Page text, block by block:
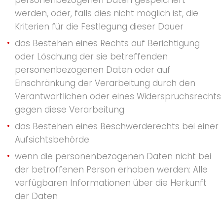
werden, oder, falls dies nicht möglich ist, die
Kriterien für die Festlegung dieser Dauer
das Bestehen eines Rechts auf Berichtigung
oder Löschung der sie betreffenden
personenbezogenen Daten oder auf
Einschränkung der Verarbeitung durch den
Verantwortlichen oder eines Widerspruchsrechts
gegen diese Verarbeitung
das Bestehen eines Beschwerderechts bei einer
Aufsichtsbehörde
wenn die personenbezogenen Daten nicht bei
der betroffenen Person erhoben werden: Alle
verfügbaren Informationen über die Herkunft
der Daten